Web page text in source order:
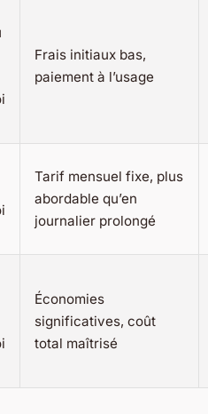
Frais initiaux bas,
paiement à l’usage
Tarif mensuel fixe, plus
abordable qu’en
journalier prolongé
Économies
significatives, coût
total maîtrisé